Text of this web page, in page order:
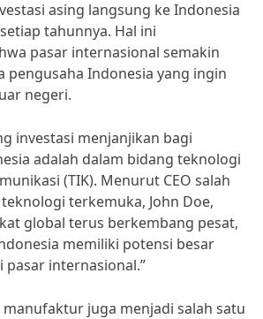
asing langsung ke Indonesia
tahunnya. Hal ini
pasar internasional semakin
pengusaha Indonesia yang ingin
negeri.
investasi menjanjikan bagi
adalah dalam bidang teknologi
(TIK). Menurut CEO salah
terkemuka, John Doe,
global terus berkembang pesat,
memiliki potensi besar
internasional.”
manufaktur juga menjadi salah satu